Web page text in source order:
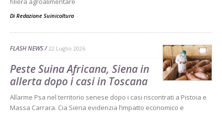
Di Redazione Suinicoltura -
FLASH NEWS 22 Luglio 2026
Peste Suina Africana, Siena in
allerta dopo i casi in Toscana
Allarme Psa nel territorio senese dopo i casi riscontrati a Pistoia e
Massa Carrara. Cia Siena evidenzia l’impatto economico e